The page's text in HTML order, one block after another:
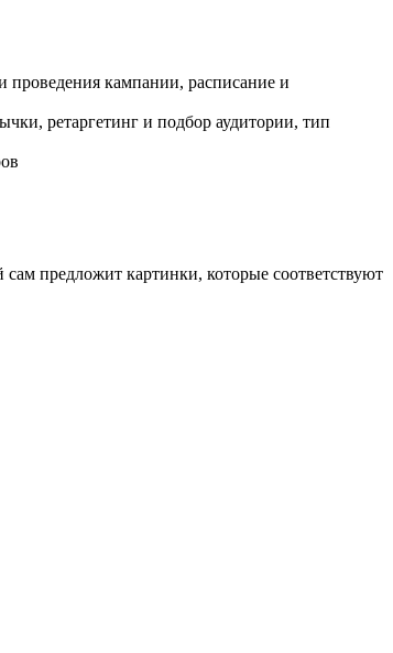
кампании, расписание и
ретаргетинг и подбор аудитории, тип
предложит картинки, которые соответствуют